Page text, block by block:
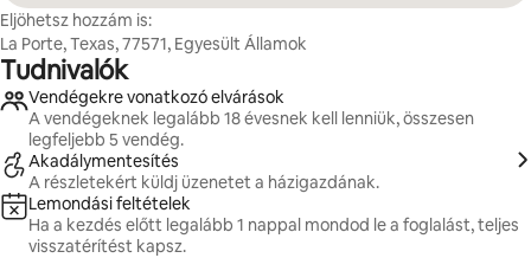
Eljöhetsz hozzám is:
La Porte, Texas, 77571, Egyesült Államok
Tudnivalók
Vendégekre vonatkozó elvárások
A vendégeknek legalább 18 évesnek kell lenniük, összesen
legfeljebb 5 vendég.
Akadálymentesítés
A részletekért küldj üzenetet a házigazdának.
Lemondási feltételek
Ha a kezdés előtt legalább 1 nappal mondod le a foglalást, teljes
visszatérítést kapsz.